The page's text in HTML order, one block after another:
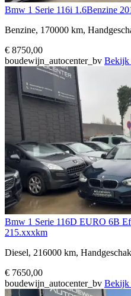
Bmw 1 Serie 116i 1.6Benzine
Benzine, 170000 km,
€ 8750,00
boudewijn_autocenter_bv Bekijk
Bmw 1 Serie 116D EURO 6B
215.xxxkm
Diesel, 216000 km,
€ 7650,00
boudewijn_autocenter_bv Bekijk